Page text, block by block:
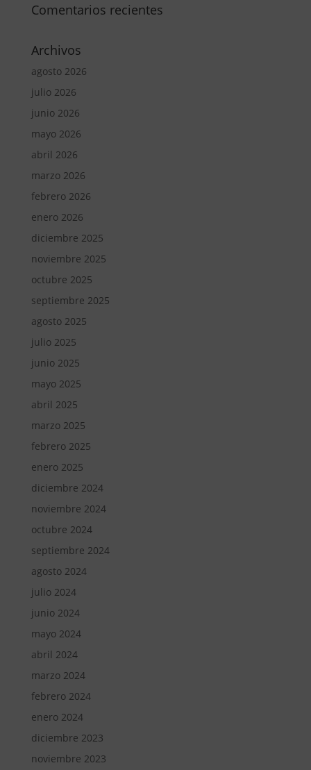
Comentarios recientes
Archivos
agosto 2026
julio 2026
junio 2026
mayo 2026
abril 2026
marzo 2026
febrero 2026
enero 2026
diciembre 2025
noviembre 2025
octubre 2025
septiembre 2025
agosto 2025
julio 2025
junio 2025
mayo 2025
abril 2025
marzo 2025
febrero 2025
enero 2025
diciembre 2024
noviembre 2024
octubre 2024
septiembre 2024
agosto 2024
julio 2024
junio 2024
mayo 2024
abril 2024
marzo 2024
febrero 2024
enero 2024
diciembre 2023
noviembre 2023